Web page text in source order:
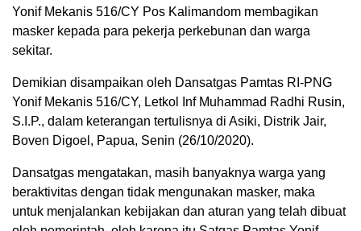
Yonif Mekanis 516/CY Pos Kalimandom membagikan
masker kepada para pekerja perkebunan dan warga
sekitar.
Demikian disampaikan oleh Dansatgas Pamtas RI-PNG
Yonif Mekanis 516/CY, Letkol Inf Muhammad Radhi Rusin,
S.I.P., dalam keterangan tertulisnya di Asiki, Distrik Jair,
Boven Digoel, Papua, Senin (26/10/2020).
Dansatgas mengatakan, masih banyaknya warga yang
beraktivitas dengan tidak mengunakan masker, maka
untuk menjalankan kebijakan dan aturan yang telah dibuat